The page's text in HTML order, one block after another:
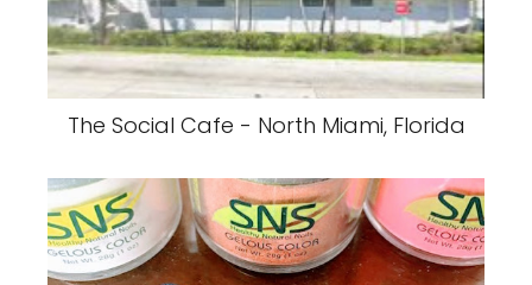
The Social Cafe - North Miami, Florida